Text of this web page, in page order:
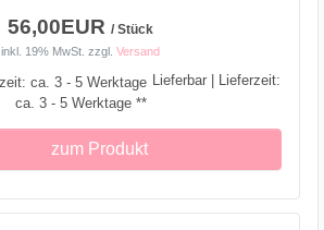
56,00EUR / Stück
inkl. 19% MwSt. zzgl. Versand
Lieferbar | Lieferzeit:
ca. 3 - 5 Werktage **
zum Produkt